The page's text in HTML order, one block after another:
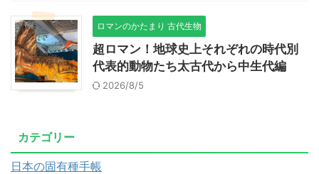
ロマンのかたまり 古代生物
超ロマン！地球史上それぞれの時代別
代表的動物たち太古代から中生代編
2026/8/5
カテゴリー
日本の固有種手帳